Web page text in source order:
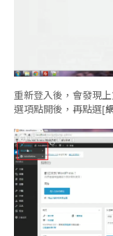
重新登入後，會發現
選項點開後，再點選[